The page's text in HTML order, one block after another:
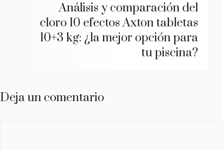
Análisis y comparación del
cloro 10 efectos Axton tabletas
10+3 kg: ¿la mejor opción para
tu piscina?
Deja un comentario